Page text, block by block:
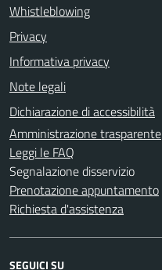
Whistleblowing
Privacy
Informativa privacy
Note legali
Dichiarazione di accessibilità
Amministrazione trasparente
Leggi le FAQ
Segnalazione disservizio
Prenotazione appuntamento
Richiesta d'assistenza
SEGUICI SU